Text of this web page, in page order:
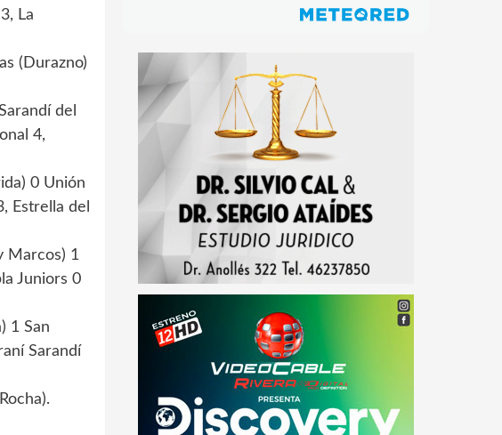
La
(Durazno)
del
4,
0 Unión
Estrella del
Marcos) 1
Juniors 0
1 San
Sarandí